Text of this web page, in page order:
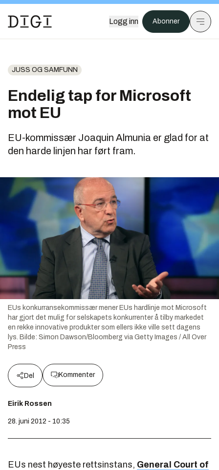
Logg inn Abonner
JUSS OG SAMFUNN
Endelig tap for Microsoft
mot EU
EU-kommissær Joaquin Almunia er glad for at
den harde linjen har ført fram.
EUs konkurransekommissær mener EUs hardlinje mot Microsoft
har gjort det mulig for selskapets konkurrenter å tilby markedet
en rekke innovative produkter som ellers ikke ville sett dagens
lys. Bilde: Simon Dawson/Bloomberg via Getty Images / All Over
Press
Del Kommenter
Eirik Rossen
28. juni 2012 - 10:35
EUs nest høyeste rettsinstans, General Court of